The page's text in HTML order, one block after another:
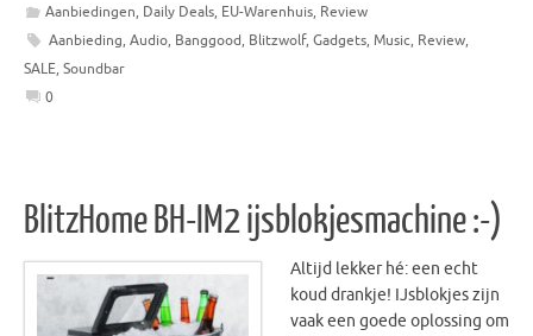
Aanbiedingen, Daily Deals, EU-Warenhuis, Review
Aanbieding, Audio, Banggood, Blitzwolf, Gadgets, Music, Review,
SALE, Soundbar
0
BlitzHome BH-IM2 ijsblokjesmachine :-)
Altijd lekker hé: een echt
koud drankje! IJsblokjes zijn
vaak een goede oplossing om